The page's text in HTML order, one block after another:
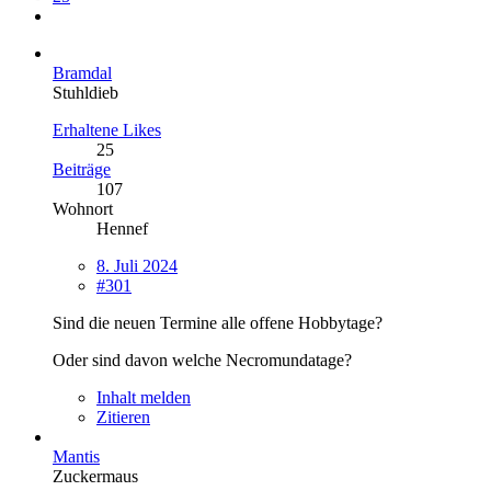
Bramdal
Stuhldieb
Erhaltene Likes
25
Beiträge
107
Wohnort
Hennef
8. Juli 2024
#301
Sind die neuen Termine alle offene Hobbytage?
Oder sind davon welche Necromundatage?
Inhalt melden
Zitieren
Mantis
Zuckermaus